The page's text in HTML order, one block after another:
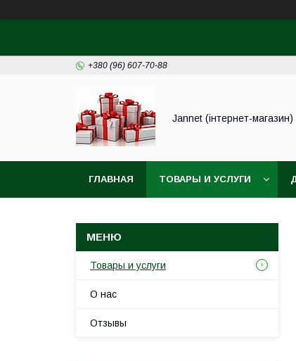
+380 (96) 607-70-88
Jannet (інтернет-магазин)
ГЛАВНАЯ ТОВАРЫ И УСЛУГИ
Товары и услуги
О нас
Отзывы